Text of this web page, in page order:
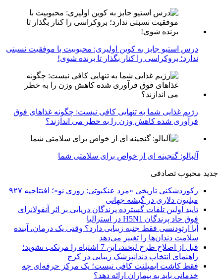
درس استیو جابز به کوین اولیری: محبوبیت با موفقیت نسبتی
ندارد؛ بروکراسی را کنار بگذار تا برنده شوی!
رژیم غذایی شما به تنهایی کافی نیست: چگونه غذاهای فوق
فرآوری شده کاهش وزن را به خطر می اندازند؟
آلبالو: گنجینه ای از خواص برای سلامتی شما
جدید محبوب تصادفی
رکوردشکنی تاریخی «مرد عنکبوتی: روزی نو»؛ افتتاحیه ۹۲۷
میلیون دلاری در گیشه جهانی
تایید اولین تلفات گسترده پرندگان دریایی بر اثر آنفولانزای
فوق حاد پرندگان H5N1 در استرالیا
آیا ارتودنسی فقط جنبه زیبایی دارد؟ وقتی یک درمان، آینده
سلامت دندان‌ها را تغییر می‌دهد
قبل از اصلاح طرح لبخند، این 7 اشتباه را مرتکب نشوید؛
راهنمای انتخاب دندانپزشک زیبایی در کرج
فقط کاشت ایمپلنت کافی نیست؛ یک مرکز حرفه‌ای چه
خدماتی باید به بیماران ارائه دهد؟